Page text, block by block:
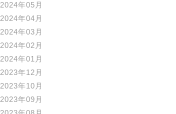
2024年05月
2024年04月
2024年03月
2024年02月
2024年01月
2023年12月
2023年10月
2023年09月